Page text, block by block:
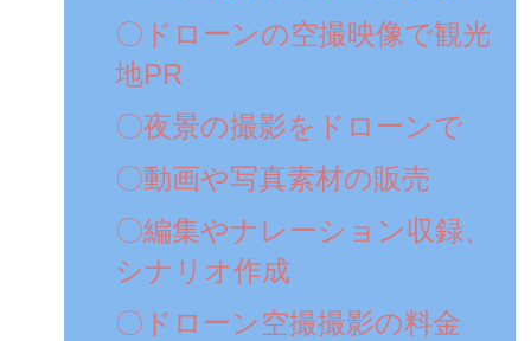
〇ドローンの空撮映像で観光
地PR
〇夜景の撮影をドローンで
〇動画や写真素材の販売
〇編集やナレーション収録、
シナリオ作成
〇ドローン空撮撮影の料金